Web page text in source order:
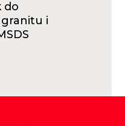
do
i